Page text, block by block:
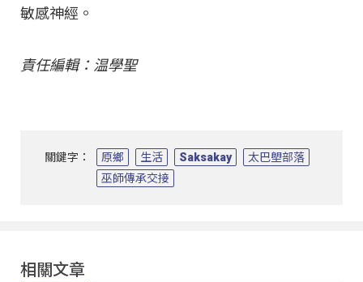
敏感神經。
責任編輯：温學聖
關鍵字： 原鄉 生活 Saksakay
太巴塱部落
巫師傳承交接
相關文章